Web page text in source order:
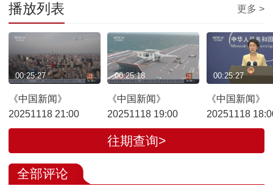
播放列表 更多 >
《中国新闻》
20251118 21:00
00:25:27
《中国新闻》
20251118 19:00
00:25:18
《中国新闻》
20251118
00:25:27
往期查询>
全部评论